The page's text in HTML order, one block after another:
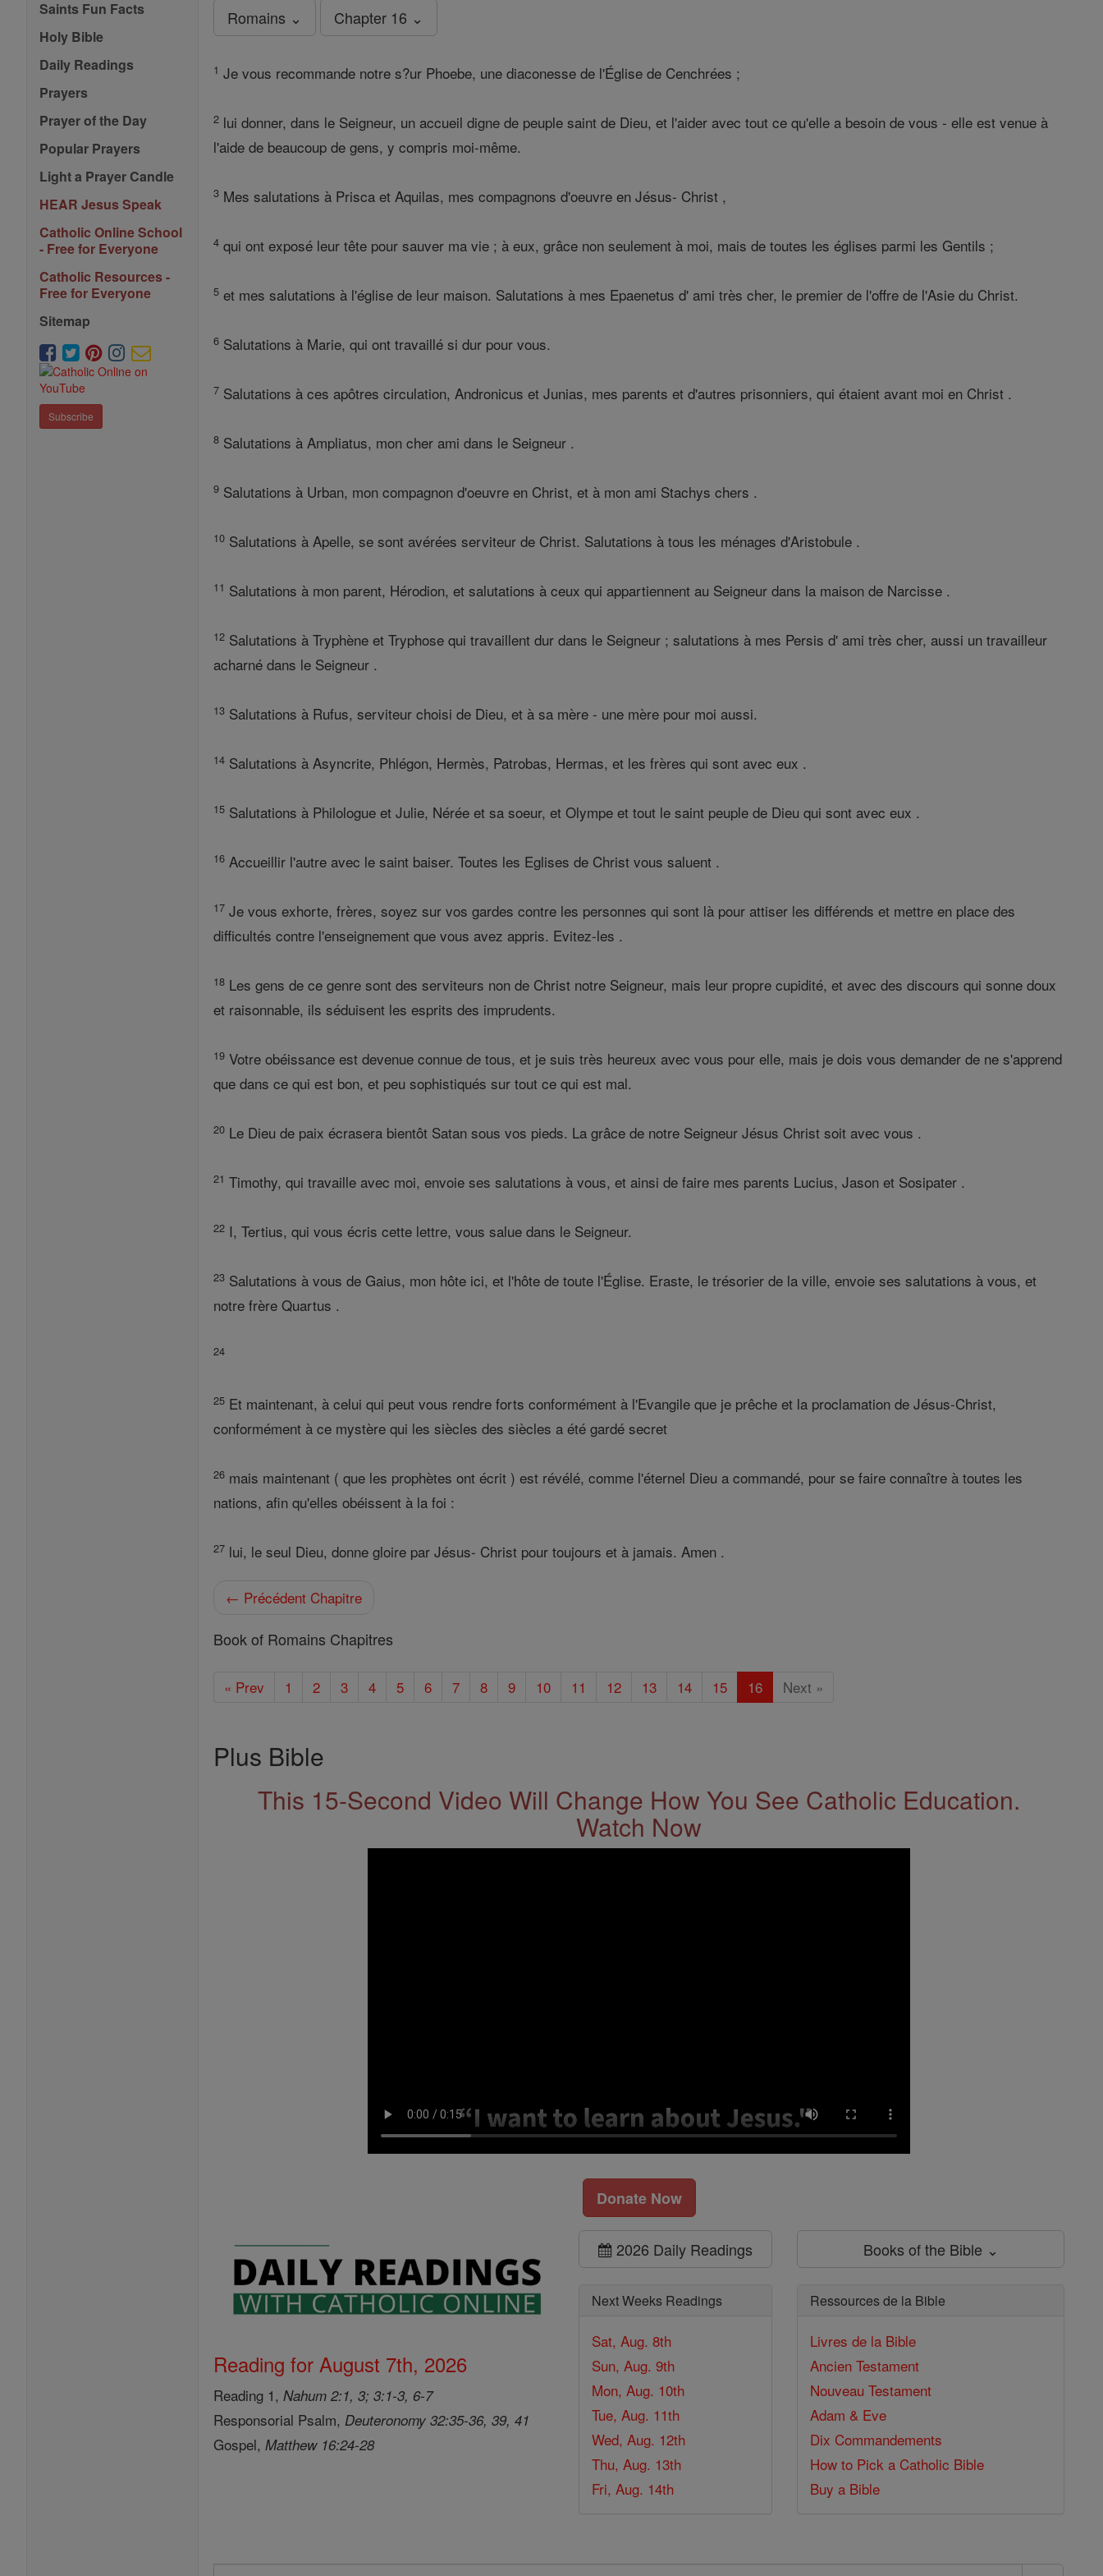
Saints Fun Facts
Holy Bible
Daily Readings
Prayers
Prayer of the Day
Popular Prayers
Light a Prayer Candle
HEAR Jesus Speak
Catholic Online School
- Free for Everyone
Catholic Resources -
Free for Everyone
Sitemap
Subscribe
Romains ⌄ Chapter 16 ⌄
1 Je vous recommande notre s?ur Phoebe, une diaconesse de l'Église de Cenchrées ;
2 lui donner, dans le Seigneur, un accueil digne de peuple saint de Dieu, et l'aider avec tout ce qu'elle a besoin de vous - elle est venue à
l'aide de beaucoup de gens, y compris moi-même.
3 Mes salutations à Prisca et Aquilas, mes compagnons d'oeuvre en Jésus- Christ ,
4 qui ont exposé leur tête pour sauver ma vie ; à eux, grâce non seulement à moi, mais de toutes les églises parmi les Gentils ;
5 et mes salutations à l'église de leur maison. Salutations à mes Epaenetus d' ami très cher, le premier de l'offre de l'Asie du Christ.
6 Salutations à Marie, qui ont travaillé si dur pour vous.
7 Salutations à ces apôtres circulation, Andronicus et Junias, mes parents et d'autres prisonniers, qui étaient avant moi en Christ .
8 Salutations à Ampliatus, mon cher ami dans le Seigneur .
9 Salutations à Urban, mon compagnon d'oeuvre en Christ, et à mon ami Stachys chers .
10 Salutations à Apelle, se sont avérées serviteur de Christ. Salutations à tous les ménages d'Aristobule .
11 Salutations à mon parent, Hérodion, et salutations à ceux qui appartiennent au Seigneur dans la maison de Narcisse .
12 Salutations à Tryphène et Tryphose qui travaillent dur dans le Seigneur ; salutations à mes Persis d' ami très cher, aussi un travailleur
acharné dans le Seigneur .
13 Salutations à Rufus, serviteur choisi de Dieu, et à sa mère - une mère pour moi aussi.
14 Salutations à Asyncrite, Phlégon, Hermès, Patrobas, Hermas, et les frères qui sont avec eux .
15 Salutations à Philologue et Julie, Nérée et sa soeur, et Olympe et tout le saint peuple de Dieu qui sont avec eux .
16 Accueillir l'autre avec le saint baiser. Toutes les Eglises de Christ vous saluent .
17 Je vous exhorte, frères, soyez sur vos gardes contre les personnes qui sont là pour attiser les différends et mettre en place des
difficultés contre l'enseignement que vous avez appris. Evitez-les .
18 Les gens de ce genre sont des serviteurs non de Christ notre Seigneur, mais leur propre cupidité, et avec des discours qui sonne doux
et raisonnable, ils séduisent les esprits des imprudents.
19 Votre obéissance est devenue connue de tous, et je suis très heureux avec vous pour elle, mais je dois vous demander de ne s'apprend
que dans ce qui est bon, et peu sophistiqués sur tout ce qui est mal.
20 Le Dieu de paix écrasera bientôt Satan sous vos pieds. La grâce de notre Seigneur Jésus Christ soit avec vous .
21 Timothy, qui travaille avec moi, envoie ses salutations à vous, et ainsi de faire mes parents Lucius, Jason et Sosipater .
22 I, Tertius, qui vous écris cette lettre, vous salue dans le Seigneur.
23 Salutations à vous de Gaius, mon hôte ici, et l'hôte de toute l'Église. Eraste, le trésorier de la ville, envoie ses salutations à vous, et
notre frère Quartus .
24
25 Et maintenant, à celui qui peut vous rendre forts conformément à l'Evangile que je prêche et la proclamation de Jésus-Christ,
conformément à ce mystère qui les siècles des siècles a été gardé secret
26 mais maintenant ( que les prophètes ont écrit ) est révélé, comme l'éternel Dieu a commandé, pour se faire connaître à toutes les
nations, afin qu'elles obéissent à la foi :
27 lui, le seul Dieu, donne gloire par Jésus- Christ pour toujours et à jamais. Amen .
← Précédent Chapitre
Book of Romains Chapitres
« Prev 1 2 3 4 5 6 7 8 9 10 11 12 13 14 15 16 Next »
Plus Bible
This 15-Second Video Will Change How You See Catholic Education.
Watch Now
Donate Now
Reading for August 7th, 2026
Reading 1,Nahum 2:1, 3; 3:1-3, 6-7
Responsorial Psalm, Deuteronomy 32:35-36, 39, 41
Gospel,Matthew 16:24-28
2026 Daily Readings
Next Weeks Readings
Sat, Aug. 8th
Sun, Aug. 9th
Mon, Aug. 10th
Tue, Aug. 11th
Wed, Aug. 12th
Thu, Aug. 13th
Fri, Aug. 14th
Books of the Bible ⌄
Ressources de la Bible
Livres de la Bible
Ancien Testament
Nouveau Testament
Adam & Eve
Dix Commandements
How to Pick a Catholic Bible
Buy a Bible